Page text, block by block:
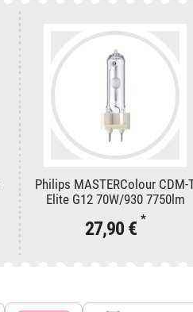
Philips MASTERColour CDM-
Elite G12 70W/930 7750lm
27,90 € *